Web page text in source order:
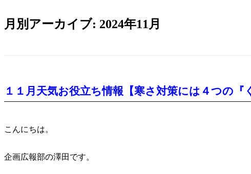
月別アーカイブ: 2024年11月
１１月天気お役立ち情報【寒さ対策には４つの『
こんにちは。
企画広報部の澤田です。